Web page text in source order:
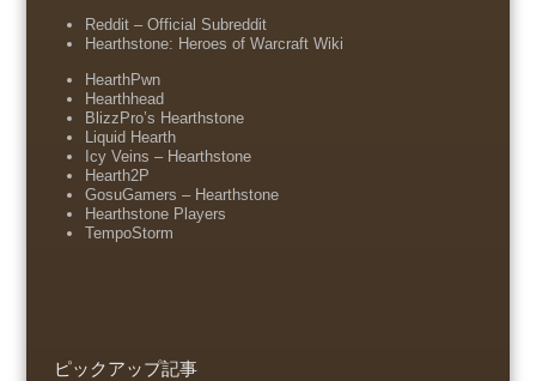
Reddit – Official Subreddit
Hearthstone: Heroes of Warcraft Wiki
HearthPwn
Hearthhead
BlizzPro’s Hearthstone
Liquid Hearth
Icy Veins – Hearthstone
Hearth2P
GosuGamers – Hearthstone
Hearthstone Players
TempoStorm
ピックアップ記事